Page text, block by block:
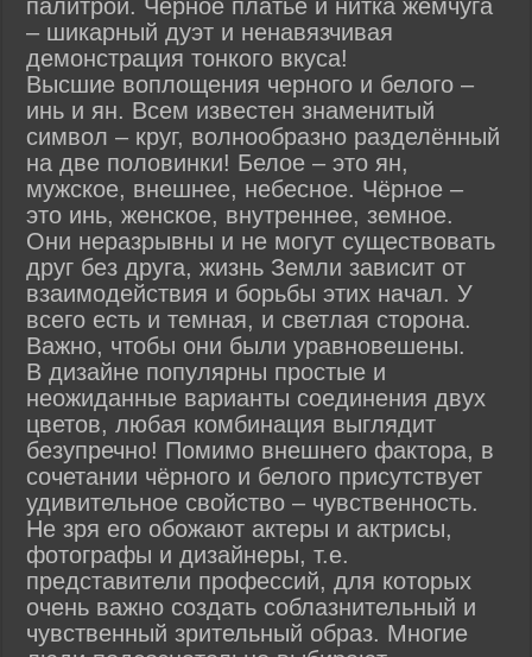
палитрой. Черное платье и нитка жемчуга
– шикарный дуэт и ненавязчивая
демонстрация тонкого вкуса!
Высшие воплощения черного и белого –
инь и ян. Всем известен знаменитый
символ – круг, волнообразно разделённый
на две половинки! Белое – это ян,
мужское, внешнее, небесное. Чёрное –
это инь, женское, внутреннее, земное.
Они неразрывны и не могут существовать
друг без друга, жизнь Земли зависит от
взаимодействия и борьбы этих начал. У
всего есть и темная, и светлая сторона.
Важно, чтобы они были уравновешены.
В дизайне популярны простые и
неожиданные варианты соединения двух
цветов, любая комбинация выглядит
безупречно! Помимо внешнего фактора, в
сочетании чёрного и белого присутствует
удивительное свойство – чувственность.
Не зря его обожают актеры и актрисы,
фотографы и дизайнеры, т.е.
представители профессий, для которых
очень важно создать соблазнительный и
чувственный зрительный образ. Многие